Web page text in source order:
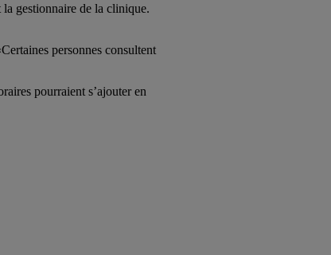
gestionnaire de la clinique.
personnes consultent
pourraient s’ajouter en